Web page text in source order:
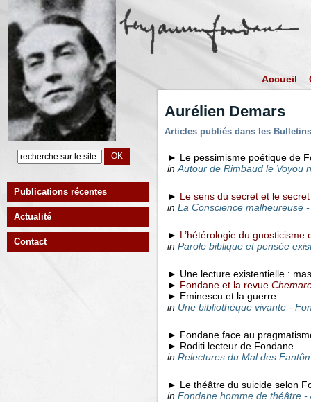
Accueil
Publications récentes
Actualité
Contact
Aurélien Demars
Articles publiés dans les
► Le pessimisme poétique de
in Autour de Rimbaud le Voyou
► Le sens du secret et le
in La Conscience malheureuse
► L’hétérologie du gnosticisme
in Parole biblique et pensée
► Une lecture existentielle :
► Fondane et la revue
► Eminescu et la guerre
in Une bibliothèque vivante -
► Fondane face au
► Roditi lecteur de Fondane
in Relectures du Mal des
► Le théâtre du suicide selon
in Fondane homme de théâtre -